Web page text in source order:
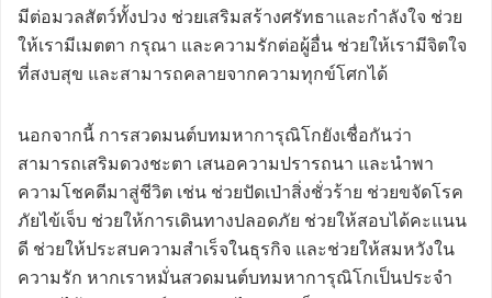
มีต่อมวลสัตว์ทั้งปวง ช่วยเสริมสร้างศรัทธาและกำลังใจ ช่วย
ให้เรามีเมตตา กรุณา และความรักต่อผู้อื่น ช่วยให้เรามีจิตใจ
ที่สงบสุข และสามารถคลายจากความทุกข์โศกได้
นอกจากนี้ การสวดมนต์บทมหาการุณิโกยังเชื่อกันว่า
สามารถเสริมดวงชะตา เสนอความปรารถนา และนำพา
ความโชคดีมาสู่ชีวิต เช่น ช่วยปัดเป่าสิ่งชั่วร้าย ช่วยขจัดโรค
ภัยไข้เจ็บ ช่วยให้การเดินทางปลอดภัย ช่วยให้สอบได้คะแนน
ดี ช่วยให้ประสบความสำเร็จในธุรกิจ และช่วยให้สมหวังใน
ความรัก หากเราหมั่นสวดมนต์บทมหาการุณิโกเป็นประจำ